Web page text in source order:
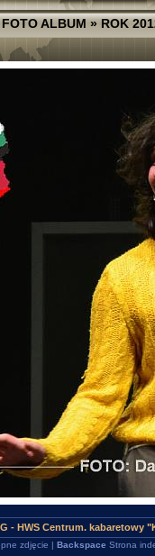
FOTO ALBUM»ROK
- HWS Centrum. kabaretowy
zdjęcie | Backspace Strona